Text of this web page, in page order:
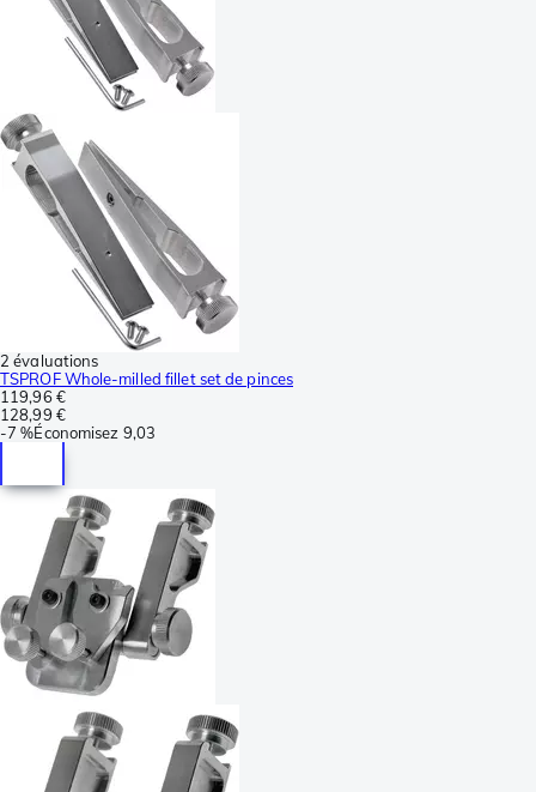
2 évaluations
TSPROF Whole-milled fillet set de pinces
119,96 €
128,99 €
-7 %Économisez 9,03